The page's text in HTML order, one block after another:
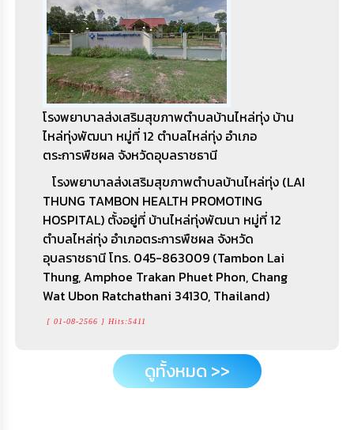
โรงพยาบาลส่งเสริมสุขภาพตำบลบ้านไหล่ทุ่ง บ้าน
ไหล่ทุ่งพัฒนา หมู่ที่ 12 ตำบลไหล่ทุ่ง อำเภอ
ตระการพืชผล จังหวัดอุบลราชธานี
โรงพยาบาลส่งเสริมสุขภาพตำบลบ้านไหล่ทุ่ง (LAI
THUNG TAMBON HEALTH PROMOTING
HOSPITAL) ตั้งอยู่ที่ บ้านไหล่ทุ่งพัฒนา หมู่ที่ 12
ตำบลไหล่ทุ่ง อำเภอตระการพืชผล จังหวัด
อุบลราชธานี โทร. 045-863009 (Tambon Lai
Thung, Amphoe Trakan Phuet Phon, Chang
Wat Ubon Ratchathani 34130, Thailand)
[ 01-08-2566 ] Hits:5411
ดูทั้งหมด >>
กลุ่มธนาคารหมู่บ้านดอนงัวการเกษตร บ้านดอนงัว
หมู่ที่ 3 ตำบลไหล่ทุ่ง อำเภอตระการพืชผล จังหวัด
อุบลราชธานี
[ 05-09-2566 ] Hits:5213
ดูทั้งหมด >>